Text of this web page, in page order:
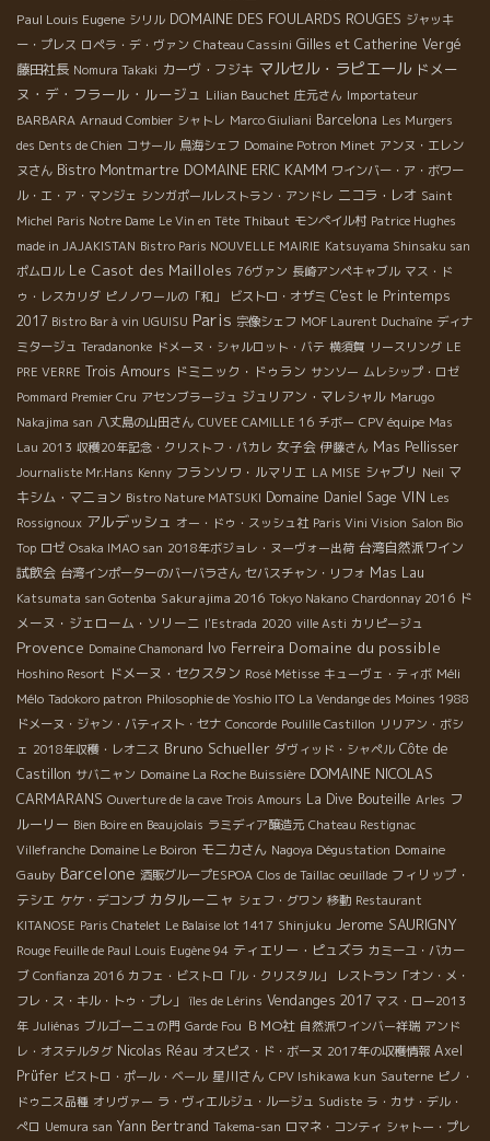
Paul Louis Eugene シリル DOMAINE DES FOULARDS ROUGES ジャッキ
ー・プレス ロペラ・デ・ヴァン Chateau Cassini Gilles et Catherine Vergé
藤田社長 Nomura Takaki カーヴ・フジキ マルセル・ラピエール ドメー
ヌ・デ・フラール・ルージュ Lilian Bauchet 庄元さん Importateur
BARBARA Arnaud Combier シャトレ Marco Giuliani Barcelona Les Murgers
des Dents de Chien コサール 鳥海シェフ Domaine Potron Minet アンヌ・エレン
ヌさん Bistro Montmartre DOMAINE ERIC KAMM ワインバー・ア・ボワー
ル・エ・ア・マンジェ シンガポールレストラン・アンドレ ニコラ・レオ Saint
Michel Paris Notre Dame Le Vin en Tête Thibaut モンペイル村 Patrice Hughes
made in JAJAKISTAN Bistro Paris NOUVELLE MAIRIE Katsuyama Shinsaku san
ポムロル Le Casot des Mailloles 76ヴァン 長崎アンペキャブル マス・ド
ゥ・レスカリダ ピノノワールの「和」 ビストロ・オザミ C'est le Printemps
2017 Bistro Bar à vin UGUISU Paris 宗像シェフ MOF Laurent Duchaîne ディナ
ミタージュ Teradanonke ドメーヌ・シャルロット・バテ 横須賀 リースリング LE
PRE VERRE Trois Amours ドミニック・ドゥラン サンソー ムレシップ・ロゼ
Pommard Premier Cru アセンブラージュ ジュリアン・マレシャル Marugo
Nakajima san 八丈島の山田さん CUVEE CAMILLE 16 チボー CPV équipe Mas
Lau 2013 収穫20年記念・クリストフ・パカレ 女子会 伊藤さん Mas Pellisser
Journaliste Mr.Hans Kenny フランソワ・ルマリエ LA MISE シャブリ Neil マ
キシム・マニョン Bistro Nature MATSUKI Domaine Daniel Sage VIN Les
Rossignoux アルデッシュ オー・ドゥ・スッシュ社 Paris Vini Vision Salon Bio
Top ロゼ Osaka IMAO san 2018年ボジョレ・ヌーヴォー出荷 台湾自然派ワイン
試飲会 台湾インポーターのバーバラさん セバスチャン・リフォ Mas Lau
Katsumata san Gotenba Sakurajima 2016 Tokyo Nakano Chardonnay 2016 ド
メーヌ・ジェローム・ソリーニ l'Estrada 2020 ville Asti カリピージュ
Provence Domaine Chamonard Ivo Ferreira Domaine du possible
Hoshino Resort ドメーヌ・セクスタン Rosé Métisse キューヴェ・ティボ Méli
Mélo Tadokoro patron Philosophie de Yoshio ITO La Vendange des Moines 1988
ドメーヌ・ジャン・バティスト・セナ Concorde Poulille Castillon リリアン・ボシ
ェ 2018年収穫・レオニス Bruno Schueller ダヴィッド・シャペル Côte de
Castillon サバニャン Domaine La Roche Buissière DOMAINE NICOLAS
CARMARANS Ouverture de la cave Trois Amours La Dive Bouteille Arles フ
ルーリー Bien Boire en Beaujolais ラミディア醸造元 Chateau Restignac
Villefranche Domaine Le Boiron モニカさん Nagoya Dégustation Domaine
Gauby Barcelone 酒販グループESPOA Clos de Taillac oeuillade フィリップ・
テシエ ケケ・デコンブ カタルーニャ シェフ・グワン 移動 Restaurant
KITANOSE Paris Chatelet Le Balaise lot 1417 Shinjuku Jerome SAURIGNY
Rouge Feuille de Paul Louis Eugène 94 ティエリー・ピュズラ カミーユ・バカー
ブ Confianza 2016 カフェ・ビストロ「ル・クリスタル」
レストラン「オン・メ・
フレ・ス・キル・トゥ・プレ」
îles de Lérins Vendanges 2017 マス・ロー2013
年 Juliénas ブルゴーニュの門 Garde Fou ＢＭО社 自然派ワインバー祥瑞 アンド
レ・オステルタグ Nicolas Réau オスピス・ド・ボーヌ 2017年の収穫情報 Axel
Prüfer ビストロ・ポール・ベール 星川さん CPV Ishikawa kun Sauterne ピノ・
ドゥニス品種 オリヴァー ラ・ヴィエルジュ・ルージュ Sudiste ラ・カサ・デル・
ぺロ Uemura san Yann Bertrand Takema-san ロマネ・コンティ シャトー・プレ